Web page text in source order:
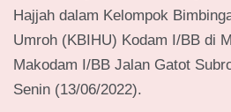
Hajjah dalam Kelompok
Umroh (KBIHU) Kodam I/BB di
Makodam I/BB Jalan Gatot
Senin (13/06/2022).